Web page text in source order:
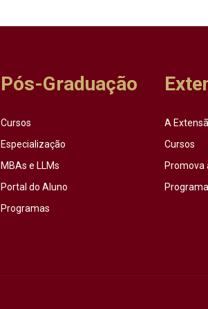
Pós-Graduação
Cursos
Especialização
MBAs e LLMs
Portal do Aluno
Programas
A
Cursos
Promova